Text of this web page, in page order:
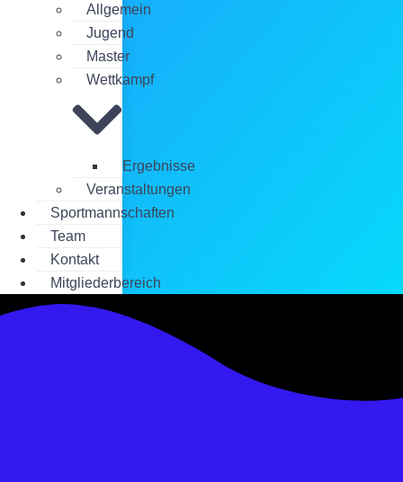
Allgemein
Jugend
Master
Wettkampf
Ergebnisse
Veranstaltungen
Sportmannschaften
Team
Kontakt
Mitgliederbereich